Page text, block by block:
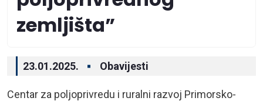
zemljišta”
23.01.2025. Obavijesti
Centar za poljoprivredu i ruralni razvoj Primorsko-